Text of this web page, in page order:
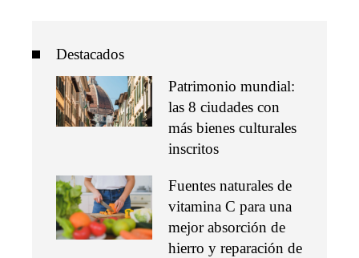
Destacados
Patrimonio mundial:
las 8 ciudades con
más bienes culturales
inscritos
Fuentes naturales de
vitamina C para una
mejor absorción de
hierro y reparación de